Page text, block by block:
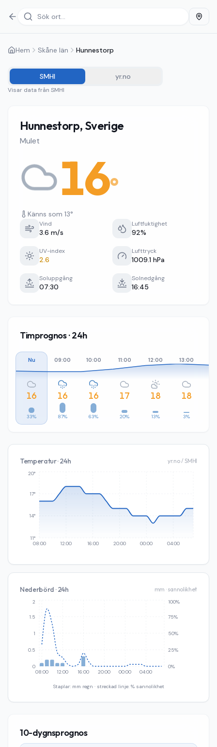
Hem Skåne län Hunnestorp
SMHI yr.no
Visar data från SMHI
Hunnestorp, Sverige
Mulet
16°
Känns som 13°
Vind
3.6 m/s
Luftfuktighet
92%
UV-index
2.6
Lufttryck
1009.1 hPa
Soluppgång
07:30
Solnedgång
16:45
Timprognos · 24h
Nu
16
33%
09:00
16
87%
10:00
16
63%
11:00
17
20%
12:00
18
13%
13:00
18
3%
Temperatur · 24h yr.no / SMHI
08:00 12:00 16:00 20:00 00:00 04:00
11°
14°
17°
20°
Nederbörd · 24h mm · sannolikhet
08:00 12:00 16:00 20:00 00:00 04:00
0
0.5
1
1.5
2
0%
25%
50%
75%
100%
Staplar: mm regn · streckad linje: % sannolikhet
10-dygnsprognos